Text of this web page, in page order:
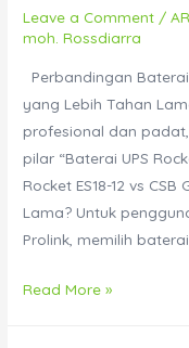
Lengkap
Leave a Comment /
moh. Rossdiarra
Perbandingan Baterai
yang Lebih Tahan
profesional dan
pilar “Baterai UPS
Rocket ES18-12 vs
Lama? Untuk
Prolink, memilih
Perbandingan
Read More »